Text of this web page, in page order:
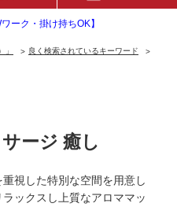
ーク・掛け持ちOK】
」
良く検索されているキーワード
ージ 癒し
視した特別な空間を用意し
ックスし上質なアロママッ